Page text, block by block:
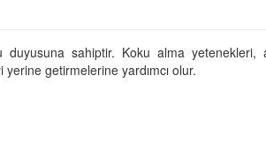
duyusuna sahiptir. Koku alma
getirmelerine yardımcı olur.